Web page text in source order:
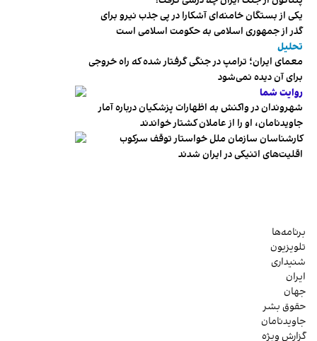
یکی از بستگان خامنه‌ای آشکارا در پی جذب نیرو برای
گذر از جمهوری اسلامی به حکومت اسلامی است
تحلیل
معمای ایران؛ ترامپ در جنگی گرفتار شده که راه خروجی
برای آن دیده نمی‌شود
روایت شما
شهروندان در واکنش به اظهارات پزشکیان درباره آمار
جاویدنامان، او را از عاملان کشتار خواندند
کارشناسان سازمان ملل خواستار توقف سرکوب
اقلیت‌های اتنیکی در ایران شدند
برنامه‌ها
تلویزیون
شنیداری
ایران
جهان
حقوق بشر
جاویدنامان
گزارش ویژه